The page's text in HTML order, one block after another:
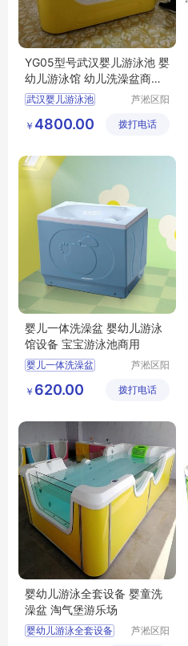
YG05型号武汉婴儿游泳池 婴
幼儿游泳馆 幼儿洗澡盆商用
多少钱
武汉婴儿游泳池
婴幼儿洗澡盆商用
芦淞区阳
童游泳馆
￥ 4800.00 拨打电话
婴儿一体洗澡盆 婴幼儿游泳
馆设备 宝宝游泳池商用
婴儿一体洗澡盆
宝宝游泳池商用
芦淞区阳
童游泳馆
￥ 620.00 拨打电话
婴幼儿游泳全套设备 婴童洗
澡盆 淘气堡游乐场
婴幼儿游泳全套设备
芦淞区阳